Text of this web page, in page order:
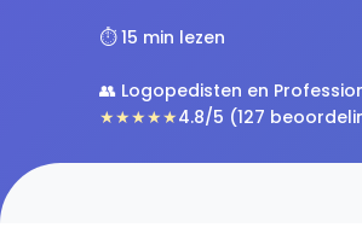
⏱️ 15 min lezen
👥 Logopedisten en
★★★★★4.8/5 (127